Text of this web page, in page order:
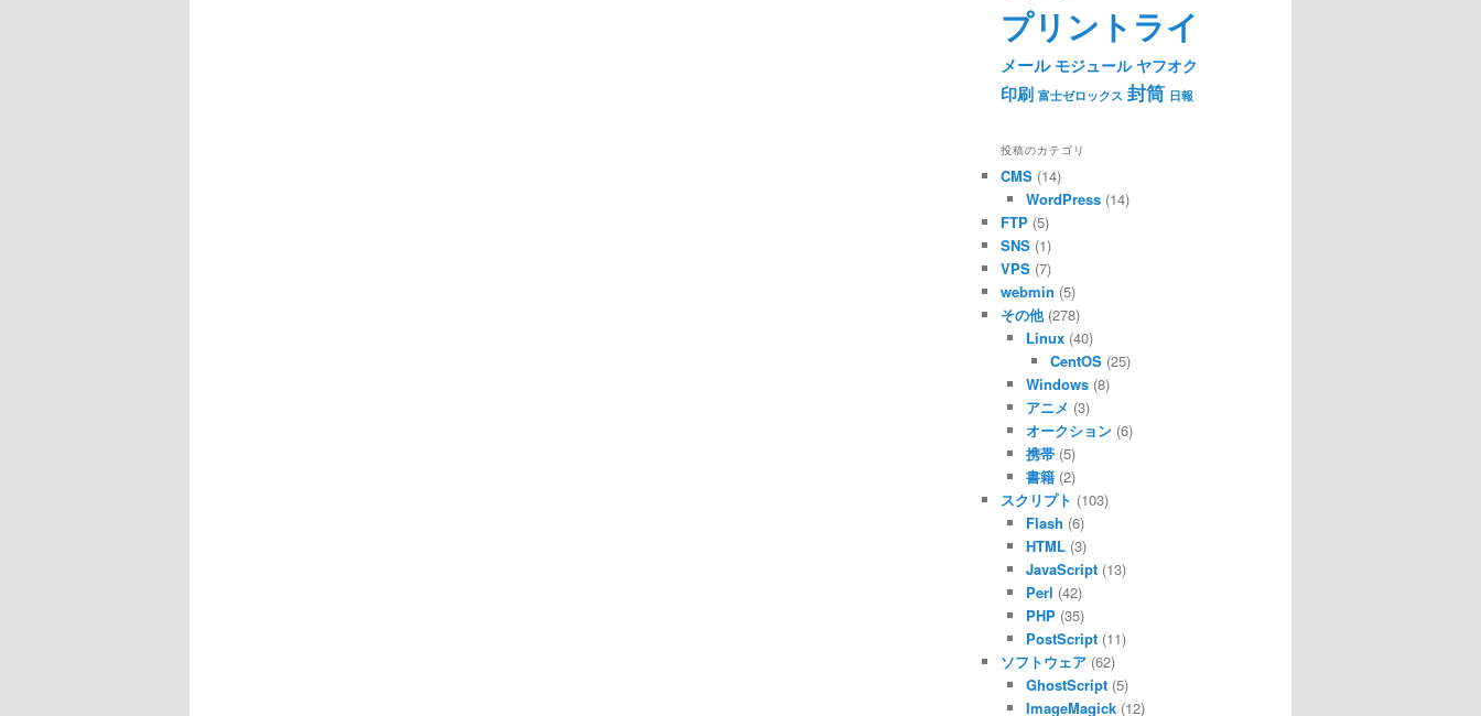
プリントライ
メール モジュール ヤフオク
印刷 富士ゼロックス 封筒 日報
投稿のカテゴリ
CMS (14)
WordPress(14)
FTP (5)
SNS (1)
VPS (7)
webmin (5)
その他(278)
Linux(40)
CentOS (25)
Windows(8)
アニメ (3)
オークション(6)
携帯(5)
書籍(2)
スクリプト (103)
Flash (6)
HTML(3)
JavaScript(13)
Perl (42)
PHP(35)
PostScript(11)
ソフトウェア (62)
GhostScript(5)
ImageMagick(12)